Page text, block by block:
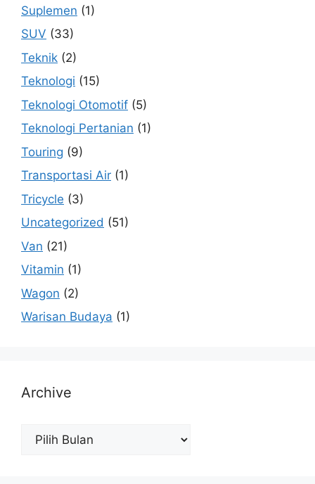
Suplemen (1)
SUV (33)
Teknik (2)
Teknologi (15)
Teknologi Otomotif (5)
Teknologi Pertanian (1)
Touring (9)
Transportasi Air (1)
Tricycle (3)
Uncategorized (51)
Van (21)
Vitamin (1)
Wagon (2)
Warisan Budaya (1)
Archive
Archive